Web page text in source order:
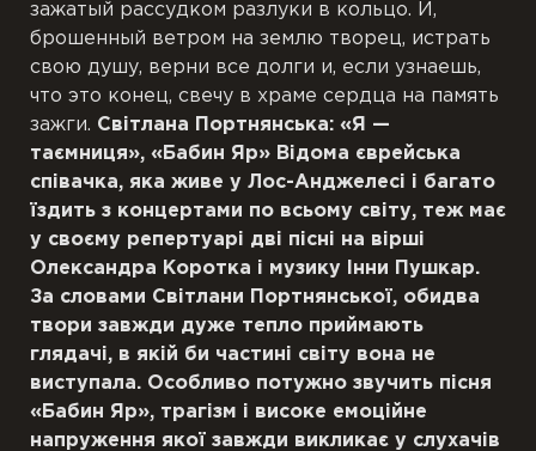
зажатый рассудком разлуки в кольцо. И,
брошенный ветром на землю творец, истрать
свою душу, верни все долги и, если узнаешь,
что это конец, свечу в храме сердца на память
зажги. Світлана Портнянська: «Я —
таємниця», «Бабин Яр» Відома єврейська
співачка, яка живе у Лос-Анджелесі і багато
їздить з концертами по всьому світу, теж має
у своєму репертуарі дві пісні на вірші
Олександра Коротка і музику Інни Пушкар.
За словами Світлани Портнянської, обидва
твори завжди дуже тепло приймають
глядачі, в якій би частині світу вона не
виступала. Особливо потужно звучить пісня
«Бабин Яр», трагізм і високе емоційне
напруження якої завжди викликає у слухачів